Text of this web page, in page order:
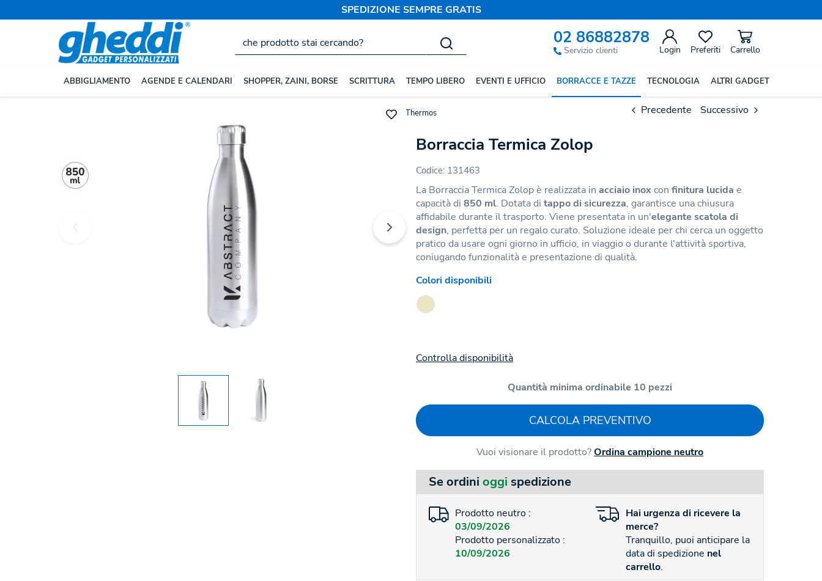
SPEDIZIONE SEMPRE GRATIS
02 86882878
Servizio clienti Login Preferiti Carrello
ABBIGLIAMENTO AGENDE E CALENDARI SHOPPER, ZAINI, BORSE SCRITTURA TEMPO LIBERO EVENTI E UFFICIO BORRACCE E TAZZE TECNOLOGIA ALTRI GADGET
Borracce Termiche e Thermos Precedente Successivo
Borraccia Termica Zolop
Codice: 131463
La Borraccia Termica Zolop è realizzata in acciaio inoxcon finitura lucida e
capacità di 850 ml. Dotata di tappo di sicurezza, garantisce una chiusura
affidabile durante il trasporto. Viene presentata in un'elegante scatola di
design, perfetta per un regalo curato. Soluzione ideale per chi cerca un oggetto
pratico da usare ogni giorno in ufficio, in viaggio o durante l'attività sportiva,
coniugando funzionalità e presentazione di qualità.
Colori disponibili
Controlla disponibilità
Quantità minima ordinabile 10 pezzi
CALCOLA PREVENTIVO
Vuoi visionare il prodotto?Ordina campione neutro
Se ordini oggi spedizione
Prodotto neutro :
03/09/2026
Prodotto personalizzato :
10/09/2026
Hai urgenza di ricevere la
merce?
Tranquillo, puoi anticipare la
data di spedizione nel
carrello.